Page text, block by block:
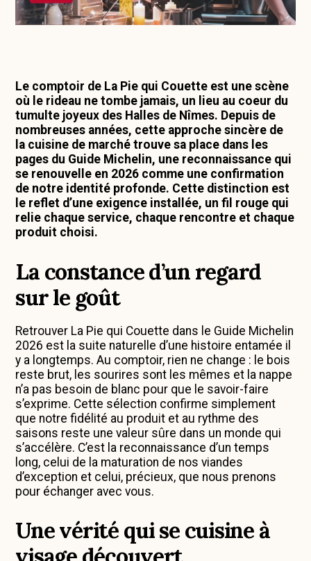
Le comptoir de La Pie qui Couette est une scène
où le rideau ne tombe jamais, un lieu au coeur du
tumulte joyeux des Halles de Nîmes. Depuis de
nombreuses années, cette approche sincère de
la cuisine de marché trouve sa place dans les
pages du Guide Michelin, une reconnaissance qui
se renouvelle en 2026 comme une confirmation
de notre identité profonde. Cette distinction est
le reflet d’une exigence installée, un fil rouge qui
relie chaque service, chaque rencontre et chaque
produit choisi.
La constance d’un regard
sur le goût
Retrouver La Pie qui Couette dans le Guide Michelin
2026 est la suite naturelle d’une histoire entamée il
y a longtemps. Au comptoir, rien ne change : le bois
reste brut, les sourires sont les mêmes et la nappe
n’a pas besoin de blanc pour que le savoir-faire
s’exprime. Cette sélection confirme simplement
que notre fidélité au produit et au rythme des
saisons reste une valeur sûre dans un monde qui
s’accélère. C’est la reconnaissance d’un temps
long, celui de la maturation de nos viandes
d’exception et celui, précieux, que nous prenons
pour échanger avec vous.
Une vérité qui se cuisine à